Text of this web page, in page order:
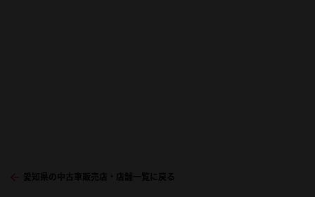
愛知県の中古車販売店・店舗一覧に戻る